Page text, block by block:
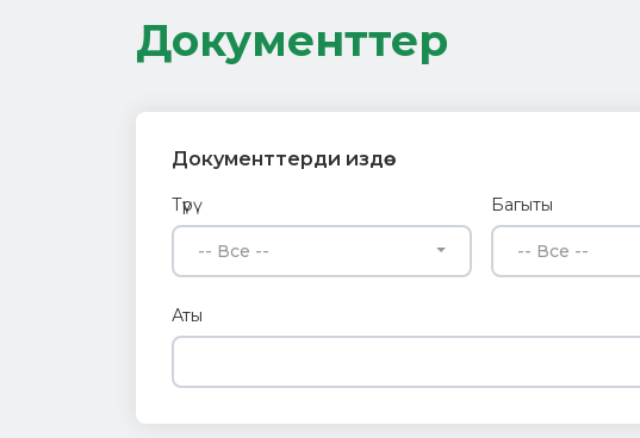
Документтер
Документтерди издөө
Түрү
-- Все --
Багыты
-- Все --
Аты